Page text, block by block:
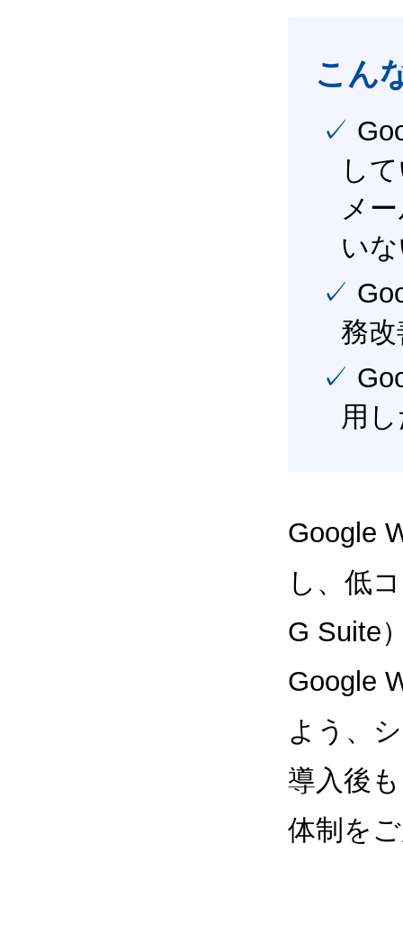
こん
✓ Google Workspace（旧G Suite） を社内で導入
し
メ
い
✓ Google Workspace（旧G Suite） を活用し、業
務
✓ Google Workspace（旧G Suite） を最大限に活
用
Google
し、低
G Suite
Google
よう、
導入後
体制を